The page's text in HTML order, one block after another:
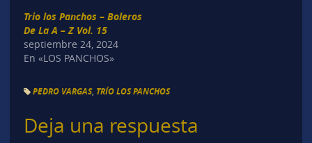
Trio los Panchos – Boleros
De La A – Z Vol. 15
septiembre 24, 2024
En «LOS PANCHOS»
PEDRO VARGAS, TRÍO LOS PANCHOS
Deja una respuesta